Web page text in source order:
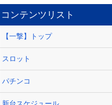
コンテンツリスト
【一撃】トップ
スロット
パチンコ